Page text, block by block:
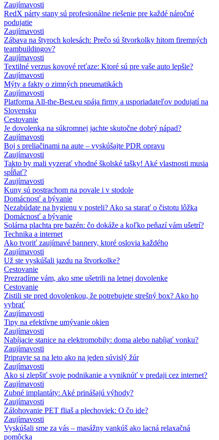
Zaujímavosti
RedX párty stany sú profesionálne riešenie pre každé náročné
podujatie
Zaujímavosti
Zábava na štyroch kolesách: Prečo sú štvorkolky hitom firemných
teambuildingov?
Zaujímavosti
Textilné verzus kovové reťaze: Ktoré sú pre vaše auto lepšie?
Zaujímavosti
Mýty a fakty o zimných pneumatikách
Zaujímavosti
Platforma All-the-Best.eu spája firmy a usporiadateľov podujatí na
Slovensku
Cestovanie
Je dovolenka na súkromnej jachte skutočne dobrý nápad?
Zaujímavosti
Boj s preliačinami na aute – vyskúšajte PDR opravu
Zaujímavosti
Takto by mali vyzerať vhodné školské tašky! Aké vlastnosti musia
spĺňať?
Zaujímavosti
Kuny sú postrachom na povale i v stodole
Domácnosť a bývanie
Nezabúdate na hygienu v posteli? Ako sa starať o čistotu lôžka
Domácnosť a bývanie
Solárna plachta pre bazén: čo dokáže a koľko peňazí vám ušetrí?
Technika a internet
Ako tvoriť zaujímavé bannery, ktoré oslovia každého
Zaujímavosti
Už ste vyskúšali jazdu na štvorkolke?
Cestovanie
Prezradíme vám, ako sme ušetrili na letnej dovolenke
Cestovanie
Zistili ste pred dovolenkou, že potrebujete strešný box? Ako ho
vybrať
Zaujímavosti
Tipy na efektívne umývanie okien
Zaujímavosti
Nabíjacie stanice na elektromobily: doma alebo nabíjať vonku?
Zaujímavosti
Pripravte sa na leto ako na jeden súvislý žúr
Zaujímavosti
Ako si zlepšiť svoje podnikanie a vyniknúť v predaji cez internet?
Zaujímavosti
Zubné implantáty: Aké prinášajú výhody?
Zaujímavosti
Zálohovanie PET fliaš a plechoviek: O čo ide?
Zaujímavosti
Vyskúšali sme za vás – masážny vankúš ako lacná relaxačná
pomôcka